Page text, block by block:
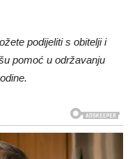
podijeliti s obitelji i
pomoć u održavanju